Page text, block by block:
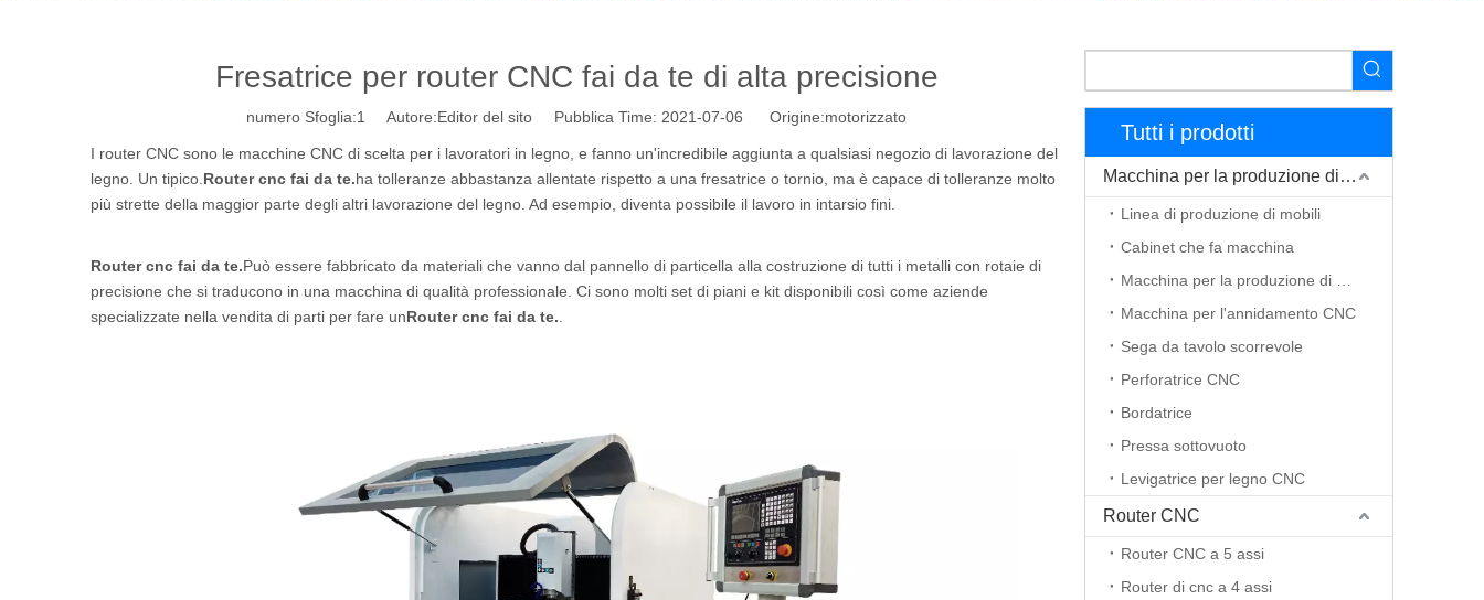
Fresatrice per router CNC fai da te di alta precisione
numero Sfoglia:1 Autore:Editor del sito Pubblica Time: 2021-07-06 Origine:motorizzato
I router CNC sono le macchine CNC di scelta per i lavoratori in legno, e fanno un'incredibile aggiunta a qualsiasi negozio di lavorazione del
legno. Un tipico. Router cnc fai da te.ha tolleranze abbastanza allentate rispetto a una fresatrice o tornio, ma è capace di tolleranze molto
più strette della maggior parte degli altri lavorazione del legno. Ad esempio, diventa possibile il lavoro in intarsio fini.
Router cnc fai da te.Può essere fabbricato da materiali che vanno dal pannello di particella alla costruzione di tutti i metalli con rotaie di
precisione che si traducono in una macchina di qualità professionale. Ci sono molti set di piani e kit disponibili così come aziende
specializzate nella vendita di parti per fare unRouter cnc fai da te.
Tutti i prodotti
Macchina per la produzione di mobili
Linea di produzione di mobili
Cabinet che fa macchina
Macchina per l'annidamento CNC
Sega da tavolo scorrevole
Perforatrice CNC
Bordatrice
Pressa sottovuoto
Levigatrice per legno CNC
Router CNC
Router CNC a 5 assi
Router di cnc a 4 assi